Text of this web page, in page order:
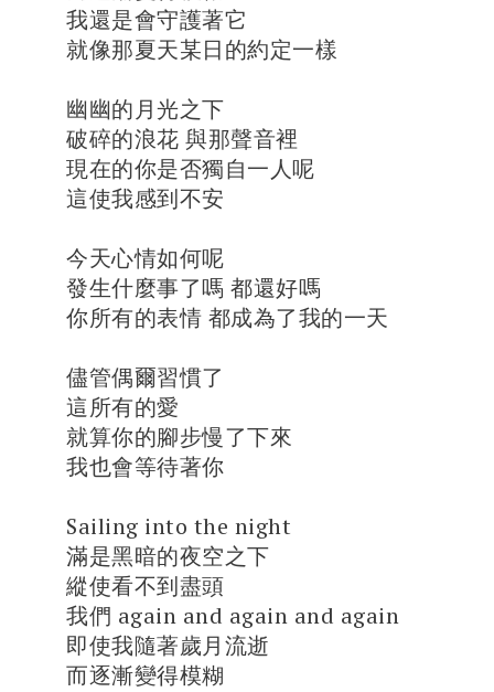
我還是會守護著它
就像那夏天某日的約定一樣
幽幽的月光之下
破碎的浪花 與那聲音裡
現在的你是否獨自一人呢
這使我感到不安
今天心情如何呢
發生什麼事了嗎 都還好嗎
你所有的表情 都成為了我的一天
儘管偶爾習慣了
這所有的愛
就算你的腳步慢了下來
我也會等待著你
Sailing into the night
滿是黑暗的夜空之下
縱使看不到盡頭
我們 again and again and again
即使我隨著歲月流逝
而逐漸變得模糊